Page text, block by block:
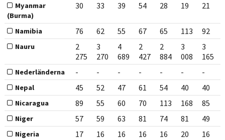
Myanmar
(Burma)
30 33 39 54 28 19 21
Namibia 76 62 55 67 65 113 92
Nauru
2
275
3
270
4
689
2
427
2
884
3
008
3
165
Nederländerna - - - - - - -
Nepal 45 52 47 61 54 40 40
Nicaragua 89 55 60 70 113 168 85
Niger 57 59 63 81 74 81 49
Nigeria 17 16 16 16 16 20 16